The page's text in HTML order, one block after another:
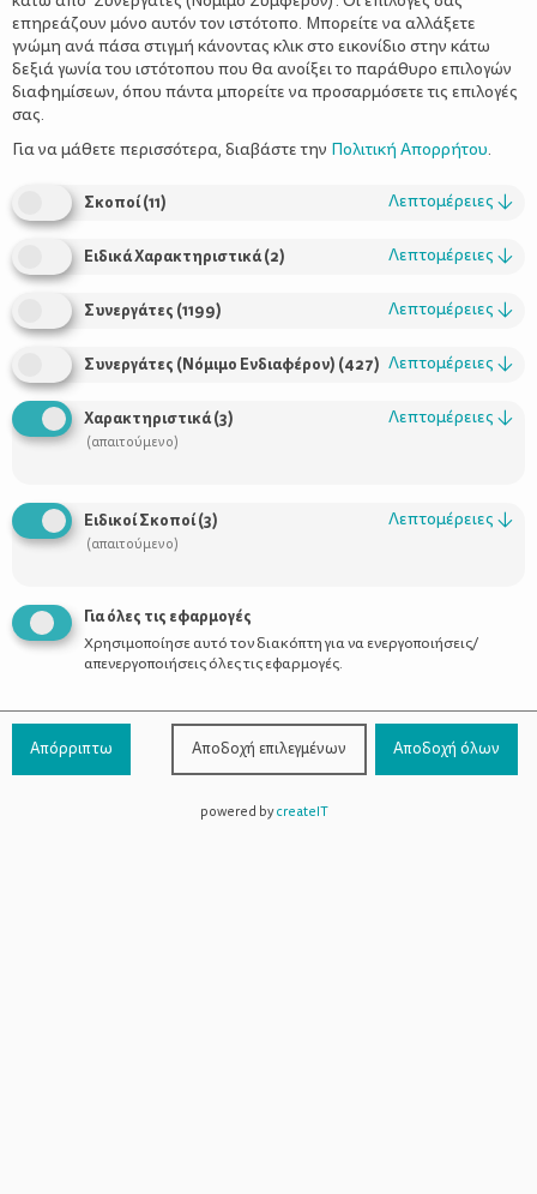
Tης Πέπης Νικολοπούλου
Ο Πίκο και η Λόλα – Η εκδρομή
πιο οργανωτική από εμένα. Ήταν πάντα έτοιμη σε χρόνο
μηδενικό, τα είχε σκεφθεί όλα προτού ακόμα συμβούν, είχε τις
λύσεις στο τραπέζι και πάντα με εντυπωσίαζε με την καθόλα
επιτυχημένη ανάληψη οποιασδήποτε κοινής μας δράσης. Είναι
κάποιοι άνθρωποι που έχουν οργανωτικό ταλέντο, πώς να το
κάνουμε – και καλό θα ήταν να το παραδεχθούμε εμείς οι
υπόλοιποι και να τους δώσουμε το χρόνο και το χώρο τους να το
ξεδιπλώσουν. Άλλωστε προς όφελός μας θα είναι.
Έτσι είναι κάπως και ο Πίκο και η Λόλα. Οι δύο αχώριστοι φίλοι
επηρεάζουν μόνο αυτόν τον ιστότοπο. Μπορείτε να αλλάξετε
γνώμη ανά πάσα στιγμή κάνοντας κλικ στο εικονίδιο στην κάτω
δεξιά γωνία του ιστότοπου που θα ανοίξει το παράθυρο επιλογών
διαφημίσεων, όπου πάντα μπορείτε να προσαρμόσετε τις επιλογές
σας.
Για να μάθετε περισσότερα, διαβάστε την Πολιτική Απορρήτου.
Σκοποί(11) Λεπτομέρειες ↓
Ειδικά Χαρακτηριστικά(2) Λεπτομέρειες ↓
Συνεργάτες (1199) Λεπτομέρειες ↓
Συνεργάτες (Νόμιμο Ενδιαφέρον) (427) Λεπτομέρειες ↓
Χαρακτηριστικά(3)
(απαιτούμενο)
Λεπτομέρειες ↓
Ειδικοί Σκοποί(3)
(απαιτούμενο)
Λεπτομέρειες ↓
Για όλες τις εφαρμογές
Χρησιμοποίησε αυτό τον διακόπτη για να ενεργοποιήσεις/
απενεργοποιήσεις όλες τις εφαρμογές.
Απόρριπτω Αποδοχή επιλεγμένων Αποδοχή όλων
powered bycreateIT